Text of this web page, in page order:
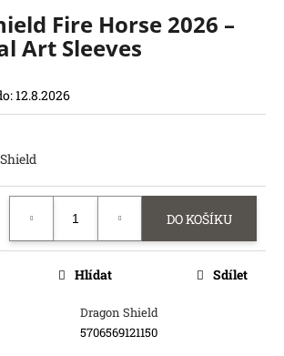
Fire Horse 2026 –
Art Sleeves
12.8.2026
DO KOŠÍKU
Dragon Shield
5706569121150
Hlídat Sdílet